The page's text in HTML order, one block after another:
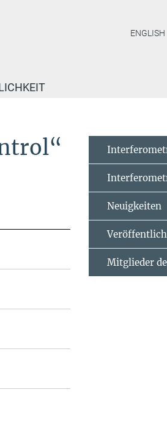
ENGLISH
Neuigkeiten
Mitglieder